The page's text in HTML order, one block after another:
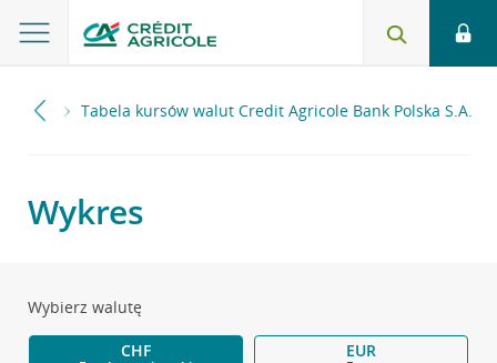
Tabela kursów walut Credit Agricole Bank Polska S.A.
Wykres
Wybierz walutę
CHF EUR